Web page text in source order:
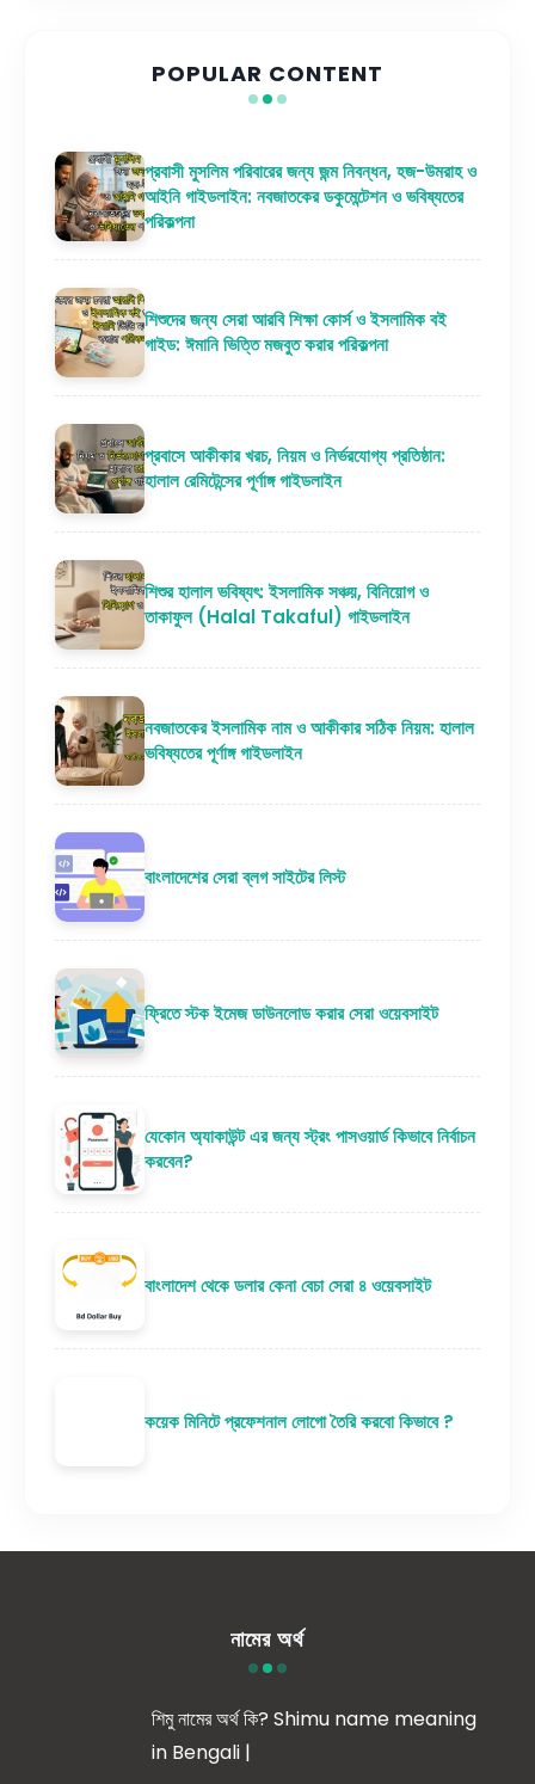
POPULAR CONTENT
প্রবাসী মুসলিম পরিবারের জন্য জন্ম নিবন্ধন, হজ-উমরাহ ও
আইনি গাইডলাইন: নবজাতকের ডকুমেন্টেশন ও ভবিষ্যতের
পরিকল্পনা
শিশুদের জন্য সেরা আরবি শিক্ষা কোর্স ও ইসলামিক বই
গাইড: ঈমানি ভিত্তি মজবুত করার পরিকল্পনা
প্রবাসে আকীকার খরচ, নিয়ম ও নির্ভরযোগ্য প্রতিষ্ঠান:
হালাল রেমিটেন্সের পূর্ণাঙ্গ গাইডলাইন
শিশুর হালাল ভবিষ্যৎ: ইসলামিক সঞ্চয়, বিনিয়োগ ও
তাকাফুল (Halal Takaful) গাইডলাইন
নবজাতকের ইসলামিক নাম ও আকীকার সঠিক নিয়ম: হালাল
ভবিষ্যতের পূর্ণাঙ্গ গাইডলাইন
বাংলাদেশের সেরা ব্লগ সাইটের লিস্ট
ফ্রিতে স্টক ইমেজ ডাউনলোড করার সেরা ওয়েবসাইট
যেকোন অ্যাকাউন্ট এর জন্য স্ট্রং পাসওয়ার্ড কিভাবে নির্বাচন
করবেন?
বাংলাদেশ থেকে ডলার কেনা বেচা সেরা ৪ ওয়েবসাইট
কয়েক মিনিটে প্রফেশনাল লোগো তৈরি করবো কিভাবে ?
নামের অর্থ
শিমু নামের অর্থ কি? Shimu name meaning
in Bengali |